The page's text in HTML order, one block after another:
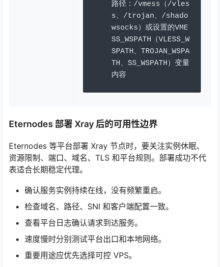
路径：/vmess （/vles
s、/trojan、/shado
wsocks）或设置的VME
SS_WSPATH （VLESS_W
SPATH、 TROJAN_WSPA
TH、 SS_WSPATH）变量
内容
Eternodes 部署 Xray 后的可用性边界
Eternodes 等平台部署 Xray 节点时，要关注实例休眠、
资源限制、端口、域名、TLS 和平台规则。部署成功不代
表适合长期稳定代理。
确认服务实例持续在线，没有频繁重启。
检查域名、路径、SNI 和客户端配置一致。
查看平台日志确认请求到达服务。
速度慢时分别测试平台出口和本地网络。
重要用途应优先选择可控 VPS。